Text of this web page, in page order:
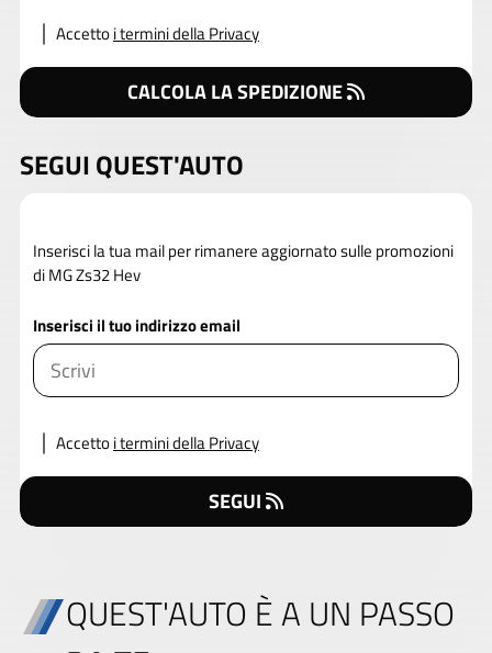
Accettoi termini della Privacy
CALCOLA LA SPEDIZIONE
SEGUI QUEST'AUTO
Inserisci la tua mail per rimanere aggiornato sulle promozioni
di MG Zs32 Hev
Inserisci il tuo indirizzo email
Accettoi termini della Privacy
SEGUI
QUEST'AUTO È A UN PASSO